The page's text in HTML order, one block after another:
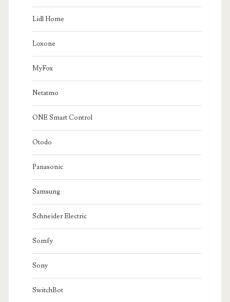
Lidl Home
Loxone
MyFox
Netatmo
ONE Smart Control
Otodo
Panasonic
Samsung
Schneider Electric
Somfy
Sony
SwitchBot